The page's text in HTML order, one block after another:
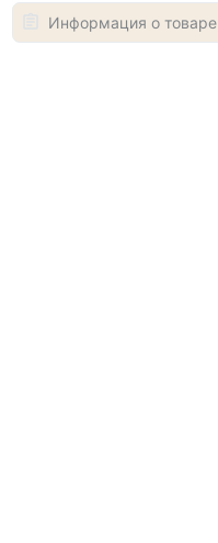
Информация о товаре